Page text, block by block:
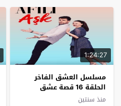
1:24:27
مسلسل العشق الفاخر
الحلقة 16 قصة عشق
منذ سنتين